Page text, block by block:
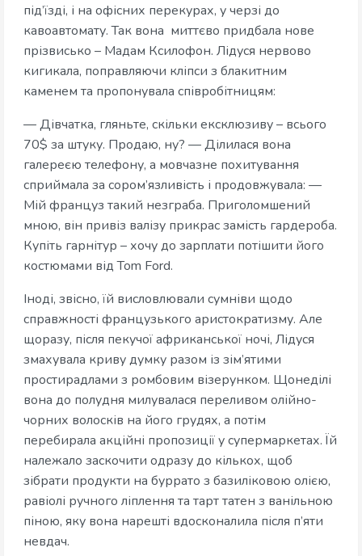
під’їзді, і на офісних перекурах, у черзі до
кавоавтомату. Так вона миттєво придбала нове
прізвисько – Мадам Ксилофон. Лідуся нервово
кигикала, поправляючи кліпси з блакитним
каменем та пропонувала співробітницям:
— Дівчатка, гляньте, скільки ексклюзиву – всього
70$ за штуку. Продаю, ну? — Ділилася вона
галереєю телефону, а мовчазне похитування
сприймала за сором’язливість і продовжувала: —
Мій француз такий незграба. Приголомшений
мною, він привіз валізу прикрас замість гардероба.
Купіть гарнітур – хочу до зарплати потішити його
костюмами від Tom Ford.
Іноді, звісно, їй висловлювали сумніви щодо
справжності французького аристократизму. Але
щоразу, після пекучої африканської ночі, Лідуся
змахувала криву думку разом із зім’ятими
простирадлами з ромбовим візерунком. Щонеділі
вона до полудня милувалася переливом олійно-
чорних волосків на його грудях, а потім
перебирала акційні пропозиції у супермаркетах. Їй
належало заскочити одразу до кількох, щоб
зібрати продукти на буррато з базиліковою олією,
равіолі ручного ліплення та тарт татен з ванільною
піною, яку вона нарешті вдосконалила після п’яти
невдач.